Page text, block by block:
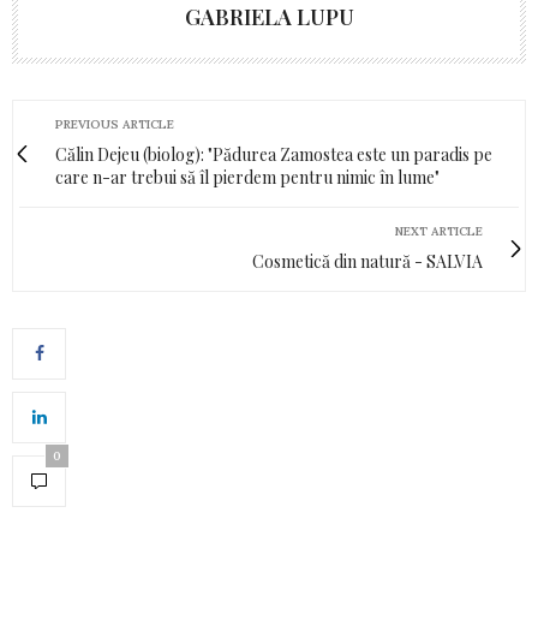
GABRIELA LUPU
PREVIOUS ARTICLE
Călin Dejeu (biolog): "Pădurea Zamostea este un paradis pe
care n-ar trebui să îl pierdem pentru nimic în lume"
NEXT ARTICLE
Cosmetică din natură - SALVIA
0